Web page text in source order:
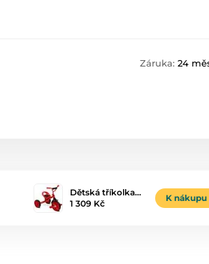
Záruka: 24
Dětská tříkolka…
1 309 Kč
K nákupu